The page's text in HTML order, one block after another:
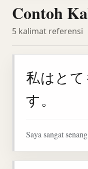
Contoh
5 kalimat referensi
私はとて
す。
Saya sangat